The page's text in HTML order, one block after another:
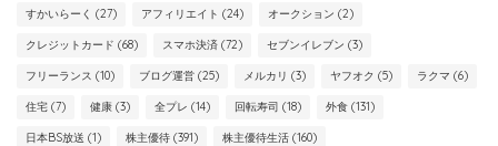
すかいらーく (27) アフィリエイト (24) オークション (2)
クレジットカード (68) スマホ決済 (72) セブンイレブン (3)
フリーランス (10) ブログ運営 (25) メルカリ (3) ヤフオク (5) ラクマ (6)
住宅 (7) 健康 (3) 全プレ (14) 回転寿司 (18) 外食 (131)
日本BS放送 (1) 株主優待 (391) 株主優待生活 (160)